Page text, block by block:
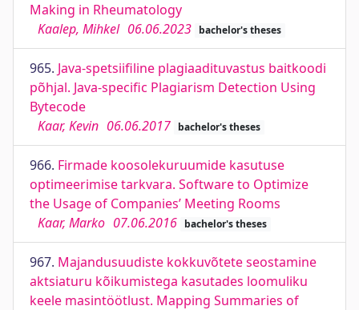
Making in Rheumatology
Kaalep, Mihkel 06.06.2023 bachelor's theses
965. Java-spetsiifiline plagiaadituvastus baitkoodi
põhjal. Java-specific Plagiarism Detection Using
Bytecode
Kaar, Kevin 06.06.2017 bachelor's theses
966. Firmade koosolekuruumide kasutuse
optimeerimise tarkvara. Software to Optimize
the Usage of Companies’ Meeting Rooms
Kaar, Marko 07.06.2016 bachelor's theses
967. Majandusuudiste kokkuvõtete seostamine
aktsiaturu kõikumistega kasutades loomuliku
keele masintöötlust. Mapping Summaries of